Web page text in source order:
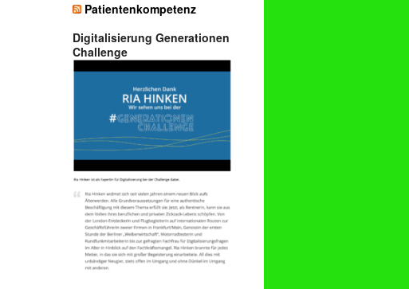
Patientenkompetenz
Digitalisierung Generationen
Challenge